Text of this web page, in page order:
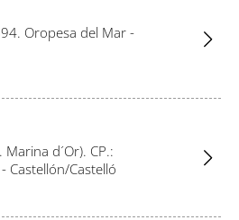
Oropesa del Mar -
d´Or). CP.:
Castellón/Castelló